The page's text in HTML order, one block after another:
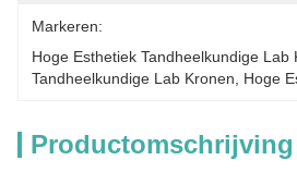
Markeren:
Hoge Esthetiek Tandheelkundige Lab
Tandheelkundige Lab Kronen, Hoge
Productomschrijving